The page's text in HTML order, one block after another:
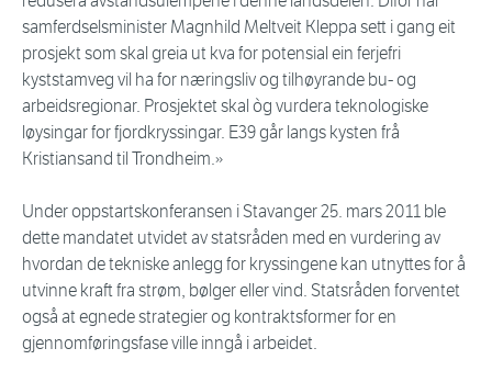
samferdselsminister Magnhild Meltveit Kleppa sett i gang eit
prosjekt som skal greia ut kva for potensial ein ferjefri
kyststamveg vil ha for næringsliv og tilhøyrande bu- og
arbeidsregionar. Prosjektet skal òg vurdera teknologiske
løysingar for fjordkryssingar. E39 går langs kysten frå
Kristiansand til Trondheim.»
Under oppstartskonferansen i Stavanger 25. mars 2011 ble
dette mandatet utvidet av statsråden med en vurdering av
hvordan de tekniske anlegg for kryssingene kan utnyttes for å
utvinne kraft fra strøm, bølger eller vind. Statsråden forventet
også at egnede strategier og kontraktsformer for en
gjennomføringsfase ville inngå i arbeidet.